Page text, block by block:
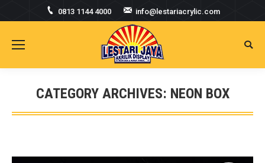
0813 1144 4000 info@lestariacrylic.com
CATEGORY ARCHIVES: NEON BOX
You are here: